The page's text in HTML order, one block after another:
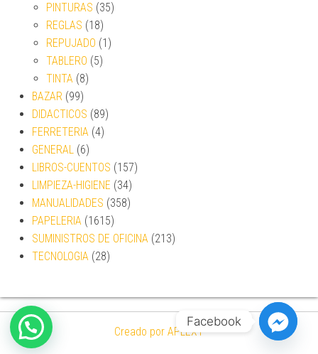
PINTURAS (35)
REGLAS (18)
REPUJADO (1)
TABLERO (5)
TINTA (8)
BAZAR (99)
DIDACTICOS (89)
FERRETERIA (4)
GENERAL (6)
LIBROS-CUENTOS (157)
LIMPIEZA-HIGIENE (34)
MANUALIDADES (358)
PAPELERIA (1615)
SUMINISTROS DE OFICINA (213)
TECNOLOGIA (28)
Creado por APLEXT
Facebook